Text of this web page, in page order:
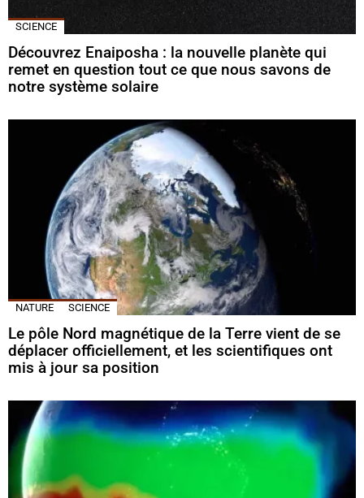
SCIENCE
Découvrez Enaiposha : la nouvelle planète qui
remet en question tout ce que nous savons de
notre système solaire
NATURE SCIENCE
Le pôle Nord magnétique de la Terre vient de se
déplacer officiellement, et les scientifiques ont
mis à jour sa position